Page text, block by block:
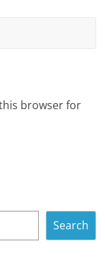
browser for
Search